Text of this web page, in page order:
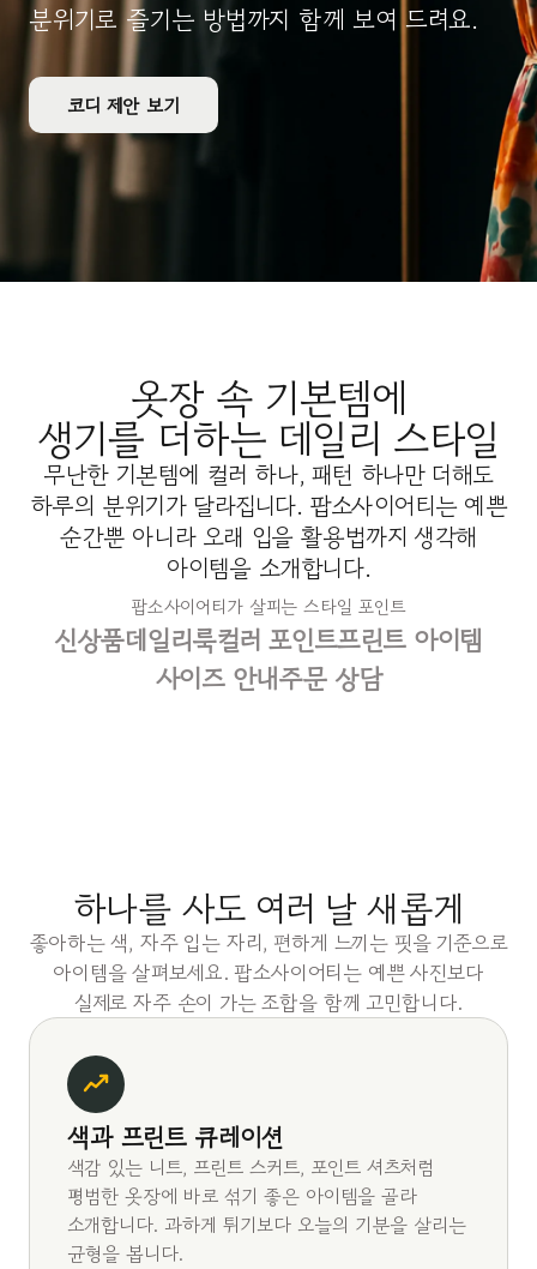
분위기로 즐기는 방법까지 함께 보여 드려요.
코디 제안 보기
옷장 속 기본템에
생기를 더하는 데일리 스타일
무난한 기본템에 컬러 하나, 패턴 하나만 더해도
하루의 분위기가 달라집니다. 팝소사이어티는 예쁜
순간뿐 아니라 오래 입을 활용법까지 생각해
아이템을 소개합니다.
팝소사이어티가 살피는 스타일 포인트
신상품데일리룩컬러 포인트프린트 아이템
사이즈 안내주문 상담
하나를 사도 여러 날 새롭게
좋아하는 색, 자주 입는 자리, 편하게 느끼는 핏을 기준으로
아이템을 살펴보세요. 팝소사이어티는 예쁜 사진보다
실제로 자주 손이 가는 조합을 함께 고민합니다.
색과 프린트 큐레이션
색감 있는 니트, 프린트 스커트, 포인트 셔츠처럼
평범한 옷장에 바로 섞기 좋은 아이템을 골라
소개합니다. 과하게 튀기보다 오늘의 기분을 살리는
균형을 봅니다.